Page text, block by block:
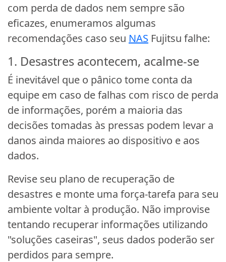
com perda de dados nem sempre são
eficazes, enumeramos algumas
recomendações caso seu NAS Fujitsu falhe:
1. Desastres acontecem, acalme-se
É inevitável que o pânico tome conta da
equipe em caso de falhas com risco de perda
de informações, porém a maioria das
decisões tomadas às pressas podem levar a
danos ainda maiores ao dispositivo e aos
dados.
Revise seu plano de recuperação de
desastres e monte uma força-tarefa para seu
ambiente voltar à produção. Não improvise
tentando recuperar informações utilizando
"soluções caseiras", seus dados poderão ser
perdidos para sempre.